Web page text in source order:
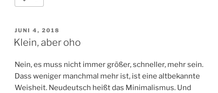
VERÖFFENTLICHT
AM
JUNI 4, 2018
Klein, aber oho
Nein, es muss nicht immer größer, schneller, mehr sein.
Dass weniger manchmal mehr ist, ist eine altbekannte
Weisheit. Neudeutsch heißt das Minimalismus. Und